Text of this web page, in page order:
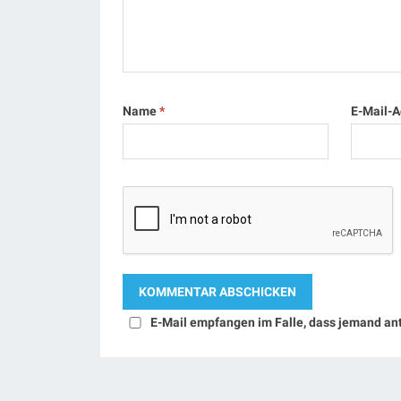
Name* E-Mail-
E-Mail empfangen im Falle, dass jemand